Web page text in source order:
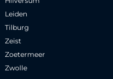
Leiden
Tilburg
Zeist
Zoetermeer
Zwolle